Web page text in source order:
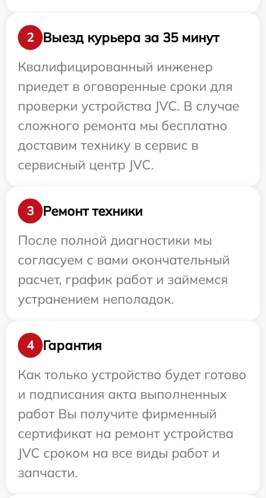
2
Выезд курьера за 35 минут
Квалифицированный инженер
приедет в оговоренные сроки для
проверки устройства JVC. В случае
сложного ремонта мы бесплатно
доставим технику в сервис в
сервисный центр JVC.
3
Ремонт техники
После полной диагностики мы
согласуем с вами окончательный
расчет, график работ и займемся
устранением неполадок.
4
Гарантия
Как только устройство будет готово
и подписания акта выполненных
работ Вы получите фирменный
сертификат на ремонт устройства
JVC сроком на все виды работ и
запчасти.